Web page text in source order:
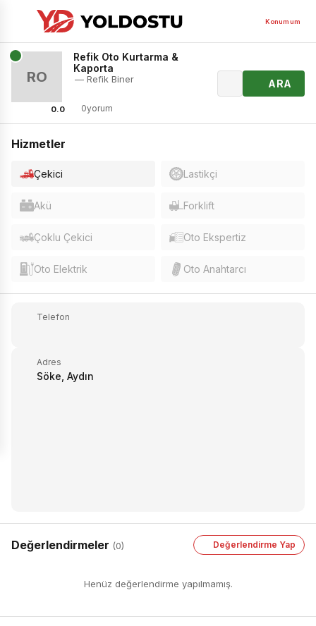
Konumum
RO
0.0
Refik Oto Kurtarma &
Kaporta
— Refik Biner
0yorum
ARA
Hizmetler
Çekici Lastikçi
Akü Forklift
Çoklu Çekici Oto Ekspertiz
Oto Elektrik Oto Anahtarcı
Telefon
Adres
Söke, Aydın
Değerlendirmeler (0) Değerlendirme Yap
Henüz değerlendirme yapılmamış.